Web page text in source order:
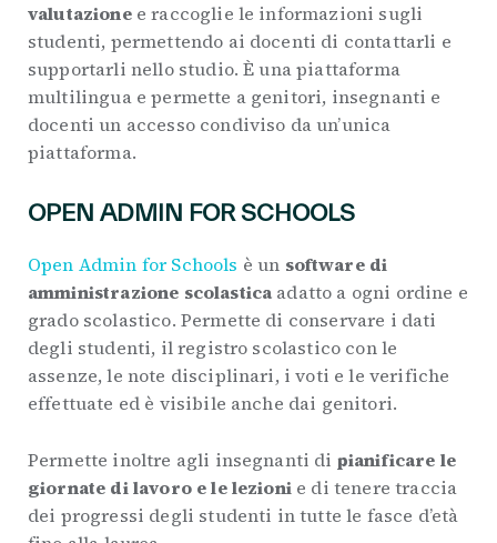
valutazionee raccoglie le informazioni sugli
studenti, permettendo ai docenti di contattarli e
supportarli nello studio. È una piattaforma
multilingua e permette a genitori, insegnanti e
docenti un accesso condiviso da un’unica
piattaforma.
OPEN ADMIN FOR SCHOOLS
Open Admin for Schools è un software di
amministrazione scolastica adatto a ogni ordine e
grado scolastico. Permette di conservare i dati
degli studenti, il registro scolastico con le
assenze, le note disciplinari, i voti e le verifiche
effettuate ed è visibile anche dai genitori.
Permette inoltre agli insegnanti di pianificare le
giornate di lavoro e le lezionie di tenere traccia
dei progressi degli studenti in tutte le fasce d’età